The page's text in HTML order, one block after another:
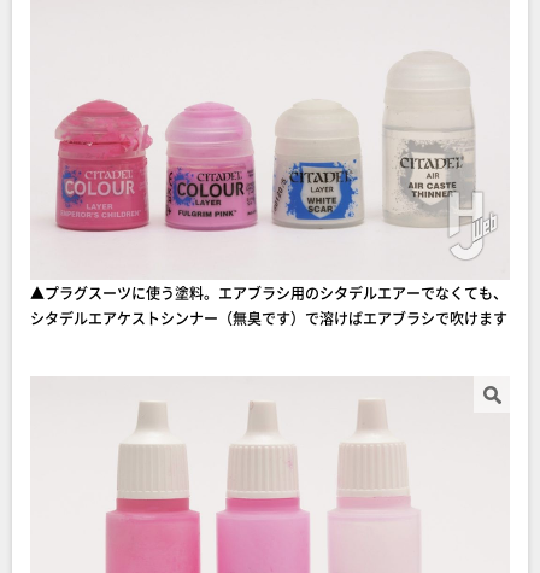
▲プラグスーツに使う塗料。エアブラシ用のシタデルエアーでなくても、
シタデルエアケストシンナー（無臭です）で溶けばエアブラシで吹けます